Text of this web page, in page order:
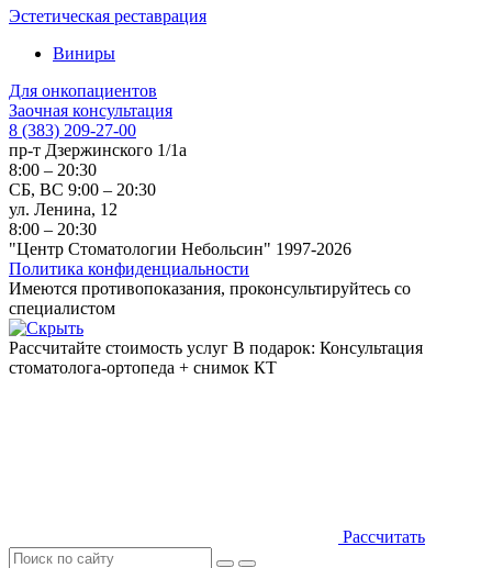
Эстетическая реставрация
Виниры
Для онкопациентов
Заочная консультация
8 (383) 209-27-00
пр-т Дзержинского 1/1а
8:00 – 20:30
СБ, ВС 9:00 – 20:30
ул. Ленина, 12
8:00 – 20:30
"Центр Стоматологии Небольсин" 1997-2026
Политика конфиденциальности
Имеются противопоказания, проконсультируйтесь со
специалистом
Рассчитайте стоимость услуг В подарок: Консультация
стоматолога-ортопеда + снимок КТ
Рассчитать